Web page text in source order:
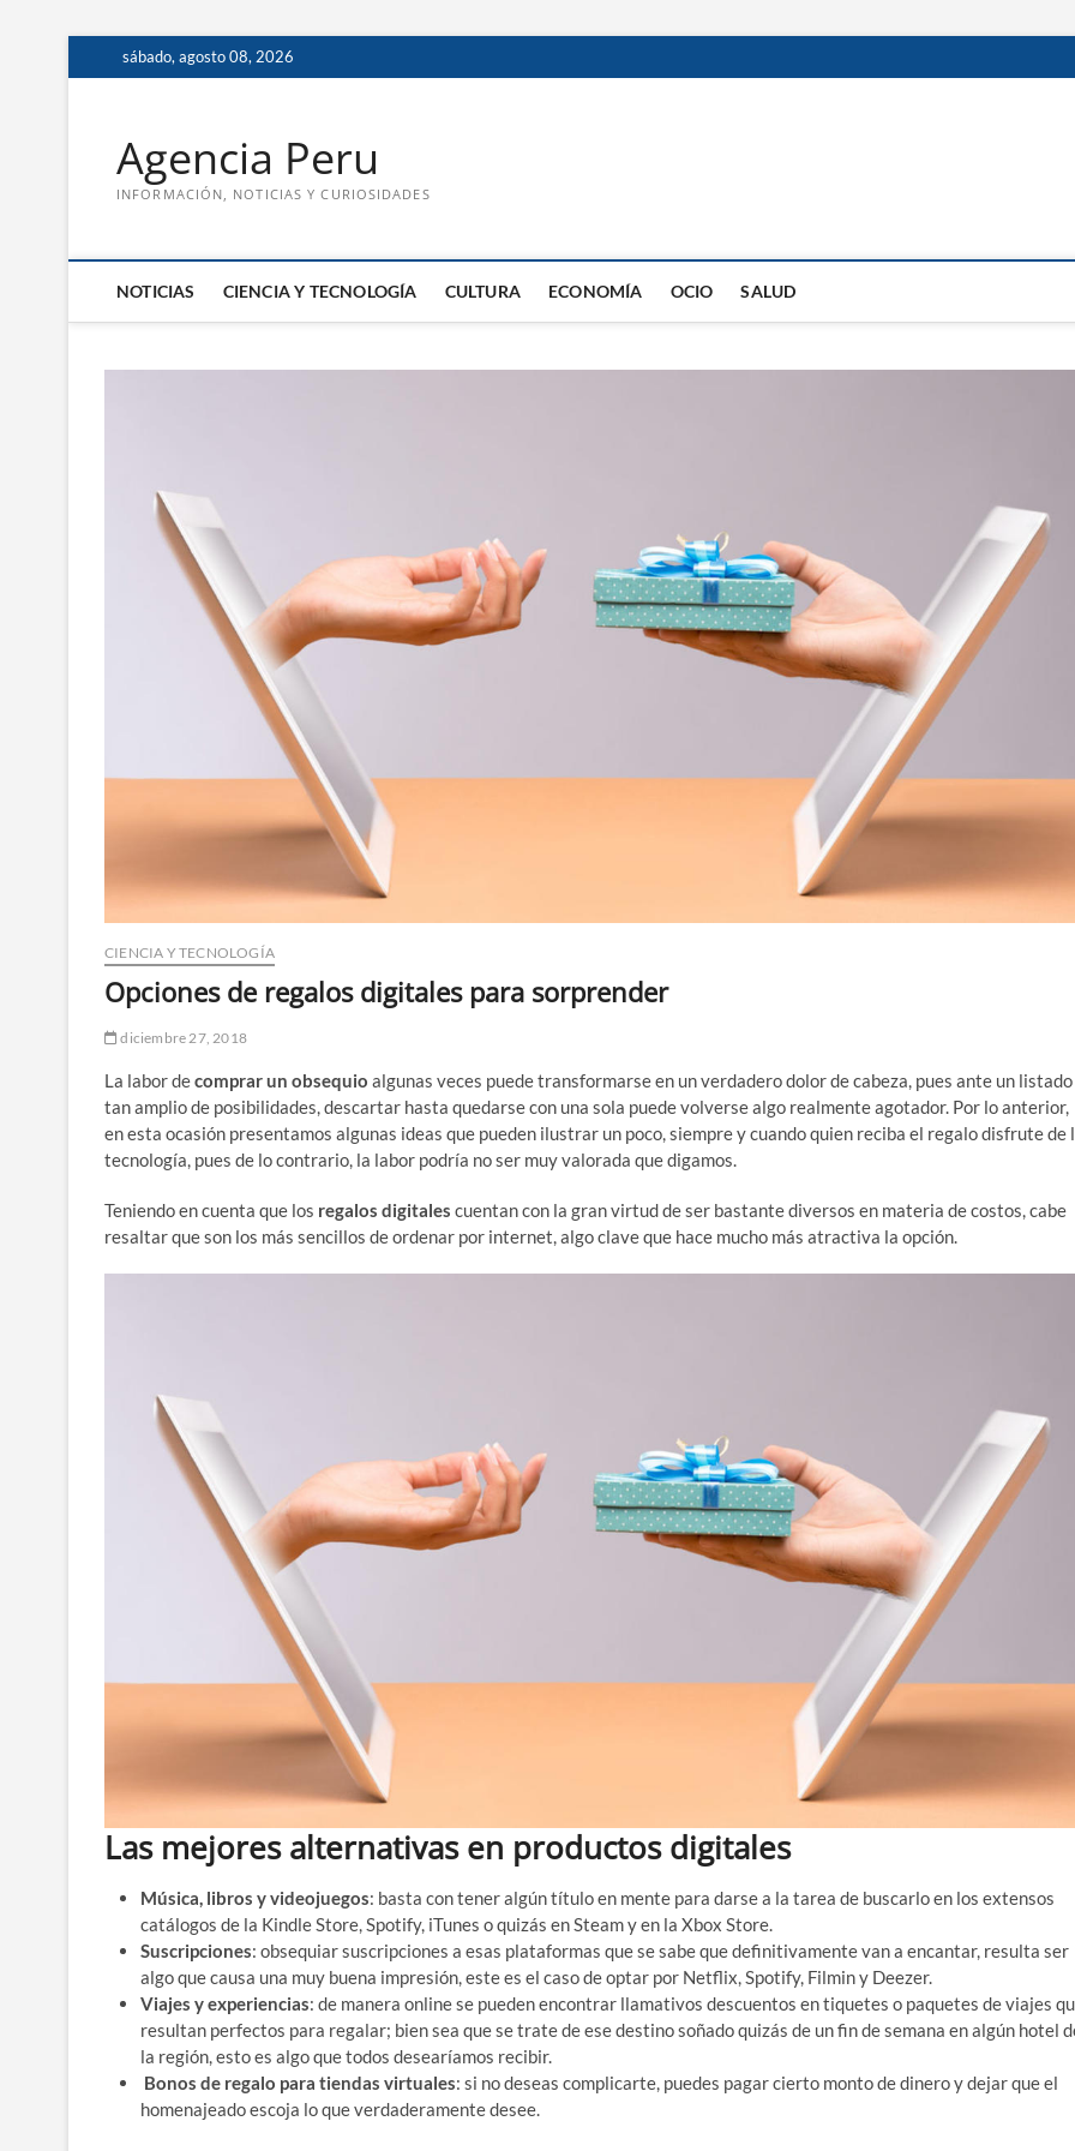
al
sábado, agosto 08, 2026
Agencia Peru
INFORMACIÓN, NOTICIAS Y CURIOSIDADES
NOTICIAS CIENCIA Y TECNOLOGÍA CULTURA ECONOMÍA OCIO SALUD
CIENCIA Y TECNOLOGÍA
Opciones de regalos digitales para sorprender
diciembre 27, 2018
La labor decomprar un obsequio algunas veces puede transformarse en un verdadero dolor de cabeza, pues ante un listado
tan amplio de posibilidades, descartar hasta quedarse con una sola puede volverse algo realmente agotador. Por lo anterior,
en esta ocasión presentamos algunas ideas que pueden ilustrar un poco, siempre y cuando quien reciba el regalo disfrute de
tecnología, pues de lo contrario, la labor podría no ser muy valorada que digamos.
Teniendo en cuenta que los regalos digitales cuentan con la gran virtud de ser bastante diversos en materia de costos, cabe
resaltar que son los más sencillos de ordenar por internet, algo clave que hace mucho más atractiva la opción.
Las mejores alternativas en productos digitales
Música, libros y videojuegos: basta con tener algún título en mente para darse a la tarea de buscarlo en los extensos
catálogos de la Kindle Store, Spotify, iTunes o quizás en Steam y en la Xbox Store.
Suscripciones: obsequiar suscripciones a esas plataformas que se sabe que definitivamente van a encantar, resulta ser
algo que causa una muy buena impresión, este es el caso de optar por Netflix, Spotify, Filmin y Deezer.
Viajes y experiencias: de manera online se pueden encontrar llamativos descuentos en tiquetes o paquetes de viajes
resultan perfectos para regalar; bien sea que se trate de ese destino soñado quizás de un fin de semana en algún hotel
la región, esto es algo que todos desearíamos recibir.
Bonos de regalo para tiendas virtuales: si no deseas complicarte, puedes pagar cierto monto de dinero y dejar que el
homenajeado escoja lo que verdaderamente desee.